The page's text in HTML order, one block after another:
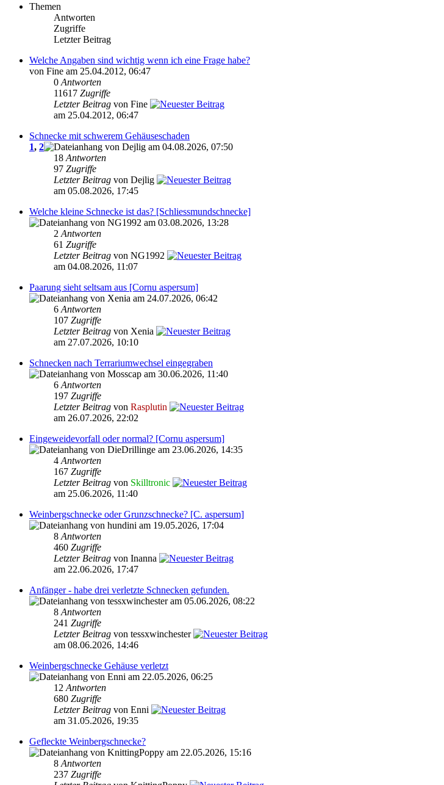
Themen
Antworten
Zugriffe
Letzter Beitrag
Welche Angaben sind wichtig wenn ich eine Frage habe?
von Fine am 25.04.2012, 06:47
0 Antworten
11617 Zugriffe
Letzter Beitrag von Fine
am 25.04.2012, 06:47
Schnecke mit schwerem Gehäuseschaden
1, 2
von Dejlig am 04.08.2026, 07:50
18 Antworten
97 Zugriffe
Letzter Beitrag von Dejlig
am 05.08.2026, 17:45
Welche kleine Schnecke ist das? [Schliessmundschnecke]
von NG1992 am 03.08.2026, 13:28
2 Antworten
61 Zugriffe
Letzter Beitrag von NG1992
am 04.08.2026, 11:07
Paarung sieht seltsam aus [Cornu aspersum]
von Xenia am 24.07.2026, 06:42
6 Antworten
107 Zugriffe
Letzter Beitrag von Xenia
am 27.07.2026, 10:10
Schnecken nach Terrariumwechsel eingegraben
von Mosscap am 30.06.2026, 11:40
6 Antworten
197 Zugriffe
Letzter Beitrag von Rasplutin
am 26.07.2026, 22:02
Eingeweidevorfall oder normal? [Cornu aspersum]
von DieDrillinge am 23.06.2026, 14:35
4 Antworten
167 Zugriffe
Letzter Beitrag von Skilltronic
am 25.06.2026, 11:40
Weinbergschnecke oder Grunzschnecke? [C. aspersum]
von hundini am 19.05.2026, 17:04
8 Antworten
460 Zugriffe
Letzter Beitrag von Inanna
am 22.06.2026, 17:47
Anfänger - habe drei verletzte Schnecken gefunden.
von tessxwinchester am 05.06.2026, 08:22
8 Antworten
241 Zugriffe
Letzter Beitrag von tessxwinchester
am 08.06.2026, 14:46
Weinbergschnecke Gehäuse verletzt
von Enni am 22.05.2026, 06:25
12 Antworten
680 Zugriffe
Letzter Beitrag von Enni
am 31.05.2026, 19:35
Gefleckte Weinbergschnecke?
von KnittingPoppy am 22.05.2026, 15:16
8 Antworten
237 Zugriffe